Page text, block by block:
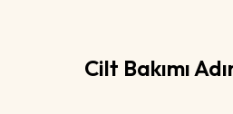
Cilt Bakımı